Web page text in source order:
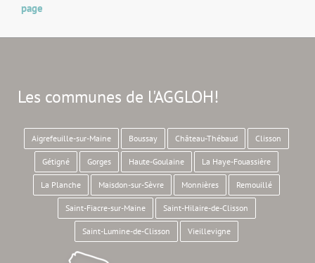
page
Les communes de l'AGGLOH!
Aigrefeuille-sur-Maine Boussay Château-Thébaud Clisson
Gétigné Gorges Haute-Goulaine La Haye-Fouassière
La Planche Maisdon-sur-Sèvre Monnières Remouillé
Saint-Fiacre-sur-Maine Saint-Hilaire-de-Clisson
Saint-Lumine-de-Clisson Vieillevigne